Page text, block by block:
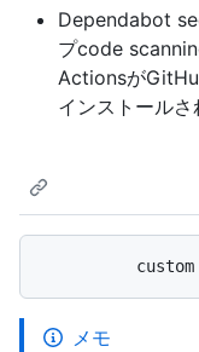
Dependabot
プcode
Actionsが
インストールさ
メモ